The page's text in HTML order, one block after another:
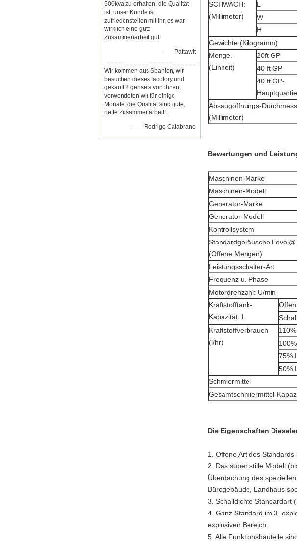
500kva zu erhalten. die Qualität
ist, unser Kunde ist
zufriedenstellen mit ihr, es war
wirklich eine gute
Zusammenarbeit gut!
—— Pattawit
Wir kommen aus Spanien, wir
besuchen dieses facotory und
gekauft 2 gensets von ihnen,
verwendeten wir für einige
Monate, die Qualität sind gute,
nette Zusammenarbeit!
—— Rodrigo Calabrano
SCHWACH:
(Millimeter)
L
W
H
Gewichte (Kilogramm)
Menge.
(Einheit)
20ft GP
40 ft GP
40 ft GP-
Absaugöffnungs-
(Millimeter)
Bewertungen und
Maschinen-Marke
Maschinen-Modell
Generator-Marke
Generator-Modell
Kontrollsystem
Standardgeräusche
(Offene Mengen)
Leistungsschalter-Art
Frequenz u. Phase
Motordrehzahl: U/min
Kraftstofftank-
Kapazität: L
Offen
Kraftstoffverbrauch
(l/hr)
75%
50%
Schmiermittel
Gesamtschmiermittel-
Die Eigenschaften
1. Offene Art des
2. Das super stille Modell
Überdachung des
Bürogebäude, Landhaus
3. Schalldichte Standardart
4. Ganz Standard im 3.
explosiven Bereich.
5. Alle Funktionsbauteile